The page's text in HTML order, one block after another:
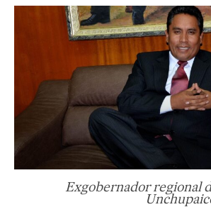
Exgobernador regional